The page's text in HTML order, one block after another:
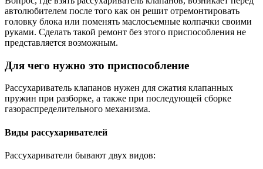
автолюбителем после того как он решит отремонтировать
головку блока или поменять маслосъемные колпачки своими
руками. Сделать такой ремонт без этого приспособления не
представляется возможным.
Для чего нужно это приспособление
Рассухариватель клапанов нужен для сжатия клапанных
пружин при разборке, а также при последующей сборке
газораспределительного механизма.
Виды рассухаривателей
Рассухариватели бывают двух видов: